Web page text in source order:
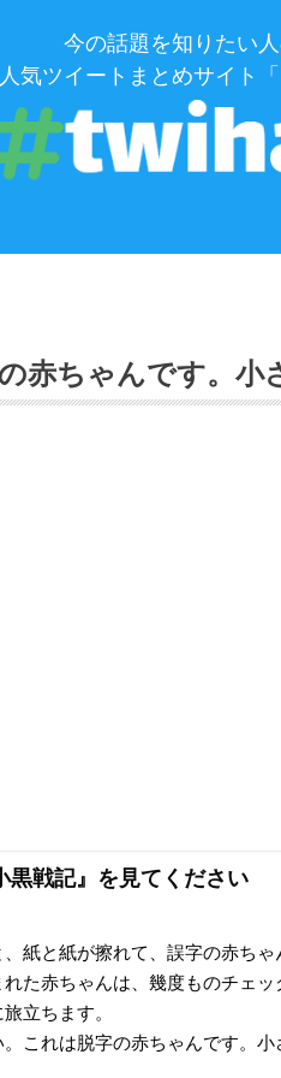
今の話題を知りたい
人気ツイートまとめサイト
ちゃんです。小
黒戦記』を見てください
紙と紙が擦れて、誤字の赤ち
た赤ちゃんは、幾度ものチェ
立ちます。
これは脱字の赤ちゃんです。小